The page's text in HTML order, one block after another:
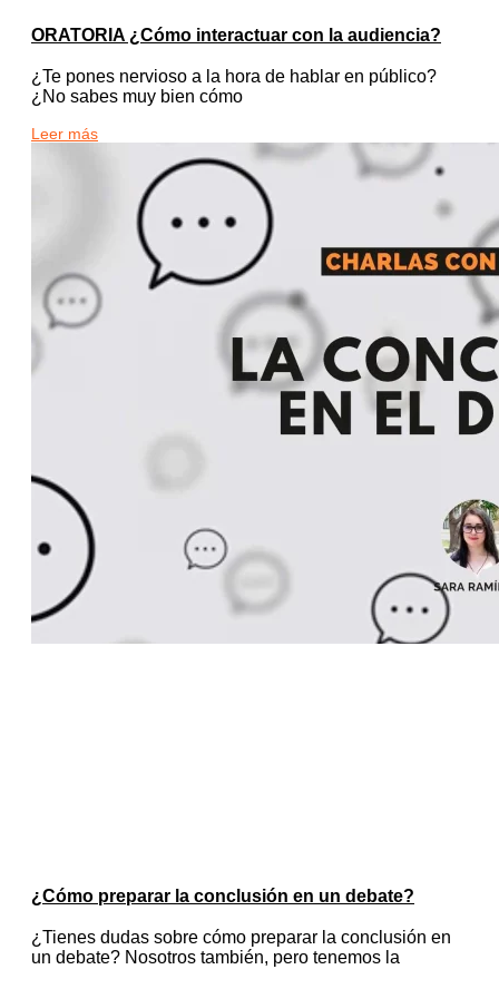
ORATORIA ¿Cómo interactuar con la audiencia?
¿Te pones nervioso a la hora de hablar en público?
¿No sabes muy bien cómo
Leer más
¿Cómo preparar la conclusión en un debate?
¿Tienes dudas sobre cómo preparar la conclusión en
un debate? Nosotros también, pero tenemos la